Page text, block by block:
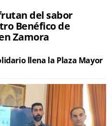
del sabor
Benéfico de
Zamora
llena la Plaza Mayor